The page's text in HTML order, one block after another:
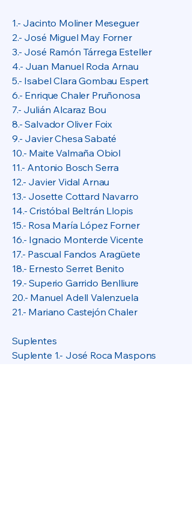
1.- Jacinto Moliner Meseguer
2.- José Miguel May Forner
3.- José Ramón Tárrega Esteller
4.- Juan Manuel Roda Arnau
5.- Isabel Clara Gombau Espert
6.- Enrique Chaler Pruñonosa
7.- Julián Alcaraz Bou
8.- Salvador Oliver Foix
9.- Javier Chesa Sabaté
10.- Maite Valmaña Obiol
11.- Antonio Bosch Serra
12.- Javier Vidal Arnau
13.- Josette Cottard Navarro
14.- Cristóbal Beltrán Llopis
15.- Rosa María López Forner
16.- Ignacio Monterde Vicente
17.- Pascual Fandos Aragüete
18.- Ernesto Serret Benito
19.- Superio Garrido Benlliure
20.- Manuel Adell Valenzuela
21.- Mariano Castejón Chaler
Suplentes
Suplente 1.- José Roca Maspons